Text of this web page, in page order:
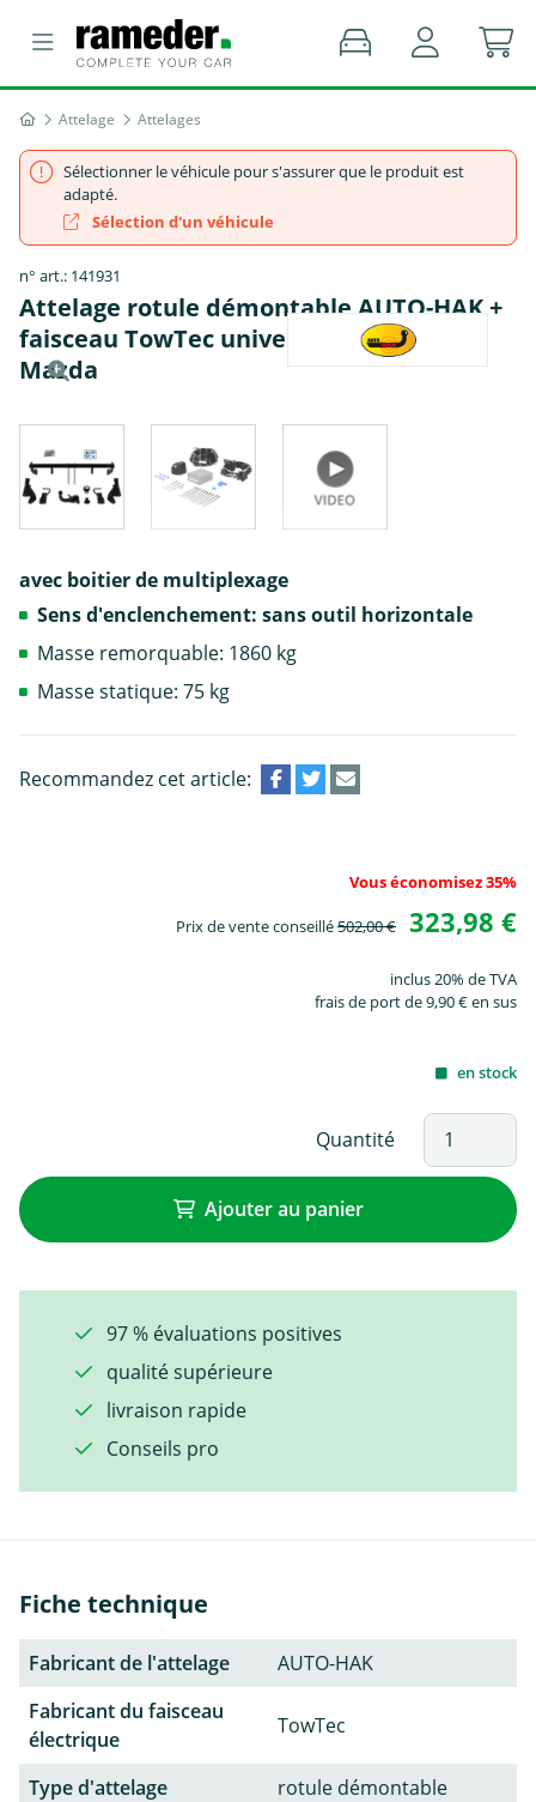
Attelage Attelages
Sélectionner le véhicule pour s'assurer que le produit est
adapté.
Sélection d'un véhicule
n° art.: 141931
Attelage rotule démontable AUTO-HAK +
faisceau TowTec universel 7 broches -
Mazda
avec boitier de multiplexage
Sens d'enclenchement: sans outil horizontale
Masse remorquable: 1860 kg
Masse statique: 75 kg
Recommandez cet article:
Vous économisez 35%
Prix de vente conseillé502,00 € 323,98 €
inclus 20% de TVA
frais de port de 9,90 € en sus
en stock
Quantité
Ajouter au panier
97 % évaluations positives
qualité supérieure
livraison rapide
Conseils pro
Fiche technique
Fabricant de l'attelage
AUTO-HAK
Fabricant du faisceau
électrique
TowTec
Type d'attelage
rotule démontable